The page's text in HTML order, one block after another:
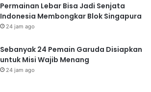
Permainan Lebar Bisa Jadi Senjata
Indonesia Membongkar Blok Singapura
24 jam ago
Sebanyak 24 Pemain Garuda Disiapkan
untuk Misi Wajib Menang
24 jam ago